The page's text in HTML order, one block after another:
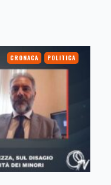
CRONACA POLITICA